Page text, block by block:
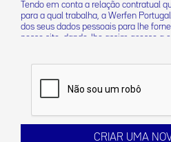
Tendo em conta a relação contratual
para a qual trabalha, a Werfen
dos seus dados pessoais para lhe
nosso site, dando-lhe assim acesso a
Privacidade